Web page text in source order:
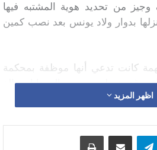
من تحديد هوية المشتبه فيها
بدوار ولاد يونس بعد نصب كمين
كانت تدعي أنها موظفة بمحكمة
وقد تسلمت من الضحايا مبالغ
تراوحت بين 50 ألف درهم و 60 ألف درهم مقابل التوظيف و
التزامات سبق وأن قامت بها هي
أجل كسب ثقتهم و خوفا من فضح
اظهر المزيد
تيلقرام مشاركة عبر البريد طباعة